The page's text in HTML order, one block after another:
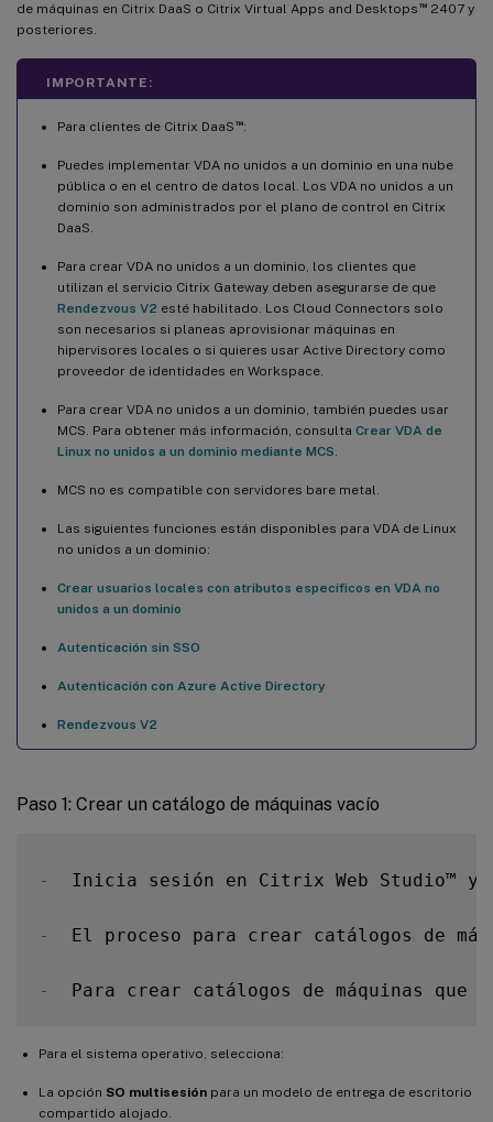
de máquinas en Citrix DaaS o Citrix Virtual Apps and Desktops ™2407 y
posteriores.
IMPORTANTE:
Para clientes de Citrix DaaS ™:
Puedes implementar VDA no unidos a un dominio en una nube
pública o en el centro de datos local. Los VDA no unidos a un
dominio son administrados por el plano de control en Citrix
DaaS.
Para crear VDA no unidos a un dominio, los clientes que
utilizan el servicio Citrix Gateway deben asegurarse de que
Rendezvous V2 esté habilitado. Los Cloud Connectors solo
son necesarios si planeas aprovisionar máquinas en
hipervisores locales o si quieres usar Active Directory como
proveedor de identidades en Workspace.
Para crear VDA no unidos a un dominio, también puedes usar
MCS. Para obtener más información, consulta Crear VDA de
Linux no unidos a un dominio mediante MCS
MCS no es compatible con servidores bare metal.
Las siguientes funciones están disponibles para VDA de Linux
no unidos a un dominio:
Crear usuarios locales con atributos específicos en VDA no
unidos a un dominio
Autenticación sin SSO
Autenticación con Azure Active Directory
Rendezvous V2
Paso 1: Crear un catálogo de máquinas vacío
-
Inicia sesión en Citrix Web Studio™ y
-
El proceso para crear catálogos de
-
Para crear catálogos de máquinas que
Para el sistema operativo, selecciona:
La opción SO multisesión para un modelo de entrega de escritorio
compartido alojado.